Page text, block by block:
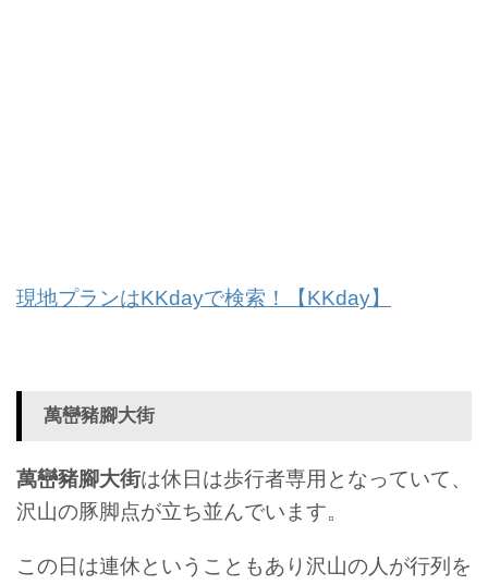
現地プランはKKdayで検索！【KKday】
萬巒豬腳大街
萬巒豬腳大街は休日は歩行者専用となっていて、
沢山の豚脚点が立ち並んでいます。
この日は連休ということもあり沢山の人が行列を